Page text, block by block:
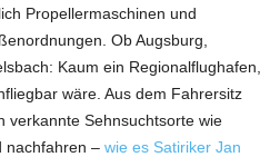
Propellermaschinen und
Ob Augsburg,
Kaum ein Regionalflughafen,
wäre. Aus dem Fahrersitz
verkannte Sehnsuchtsorte wie
nachfahren – wie es Satiriker Jan